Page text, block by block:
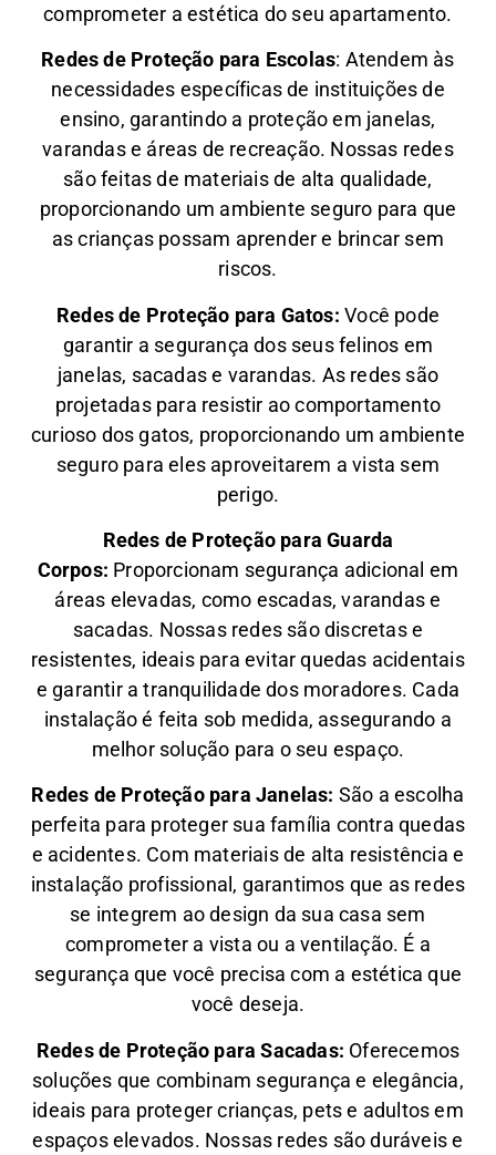
comprometer a estética do seu apartamento.
Redes de Proteção para Escolas: Atendem às
necessidades específicas de instituições de
ensino, garantindo a proteção em janelas,
varandas e áreas de recreação. Nossas redes
são feitas de materiais de alta qualidade,
proporcionando um ambiente seguro para que
as crianças possam aprender e brincar sem
riscos.
Redes de Proteção para Gatos: Você pode
garantir a segurança dos seus felinos em
janelas, sacadas e varandas. As redes são
projetadas para resistir ao comportamento
curioso dos gatos, proporcionando um ambiente
seguro para eles aproveitarem a vista sem
perigo.
Redes de Proteção para Guarda
Corpos: Proporcionam segurança adicional em
áreas elevadas, como escadas, varandas e
sacadas. Nossas redes são discretas e
resistentes, ideais para evitar quedas acidentais
e garantir a tranquilidade dos moradores. Cada
instalação é feita sob medida, assegurando a
melhor solução para o seu espaço.
Redes de Proteção para Janelas: São a escolha
perfeita para proteger sua família contra quedas
e acidentes. Com materiais de alta resistência e
instalação profissional, garantimos que as redes
se integrem ao design da sua casa sem
comprometer a vista ou a ventilação. É a
segurança que você precisa com a estética que
você deseja.
Redes de Proteção para Sacadas: Oferecemos
soluções que combinam segurança e elegância,
ideais para proteger crianças, pets e adultos em
espaços elevados. Nossas redes são duráveis e